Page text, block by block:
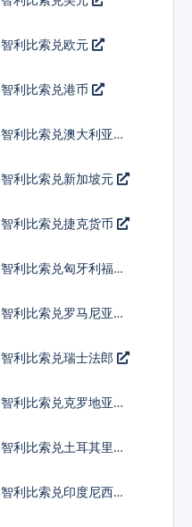
智利比索兑欧元
智利比索兑港币
智利比索兑澳大利亚元
智利比索兑新加坡元
智利比索兑捷克货币
智利比索兑匈牙利福林
智利比索兑罗马尼亚新
智利比索兑瑞士法郎
智利比索兑克罗地亚库
智利比索兑土耳其里拉
智利比索兑印度尼西亚